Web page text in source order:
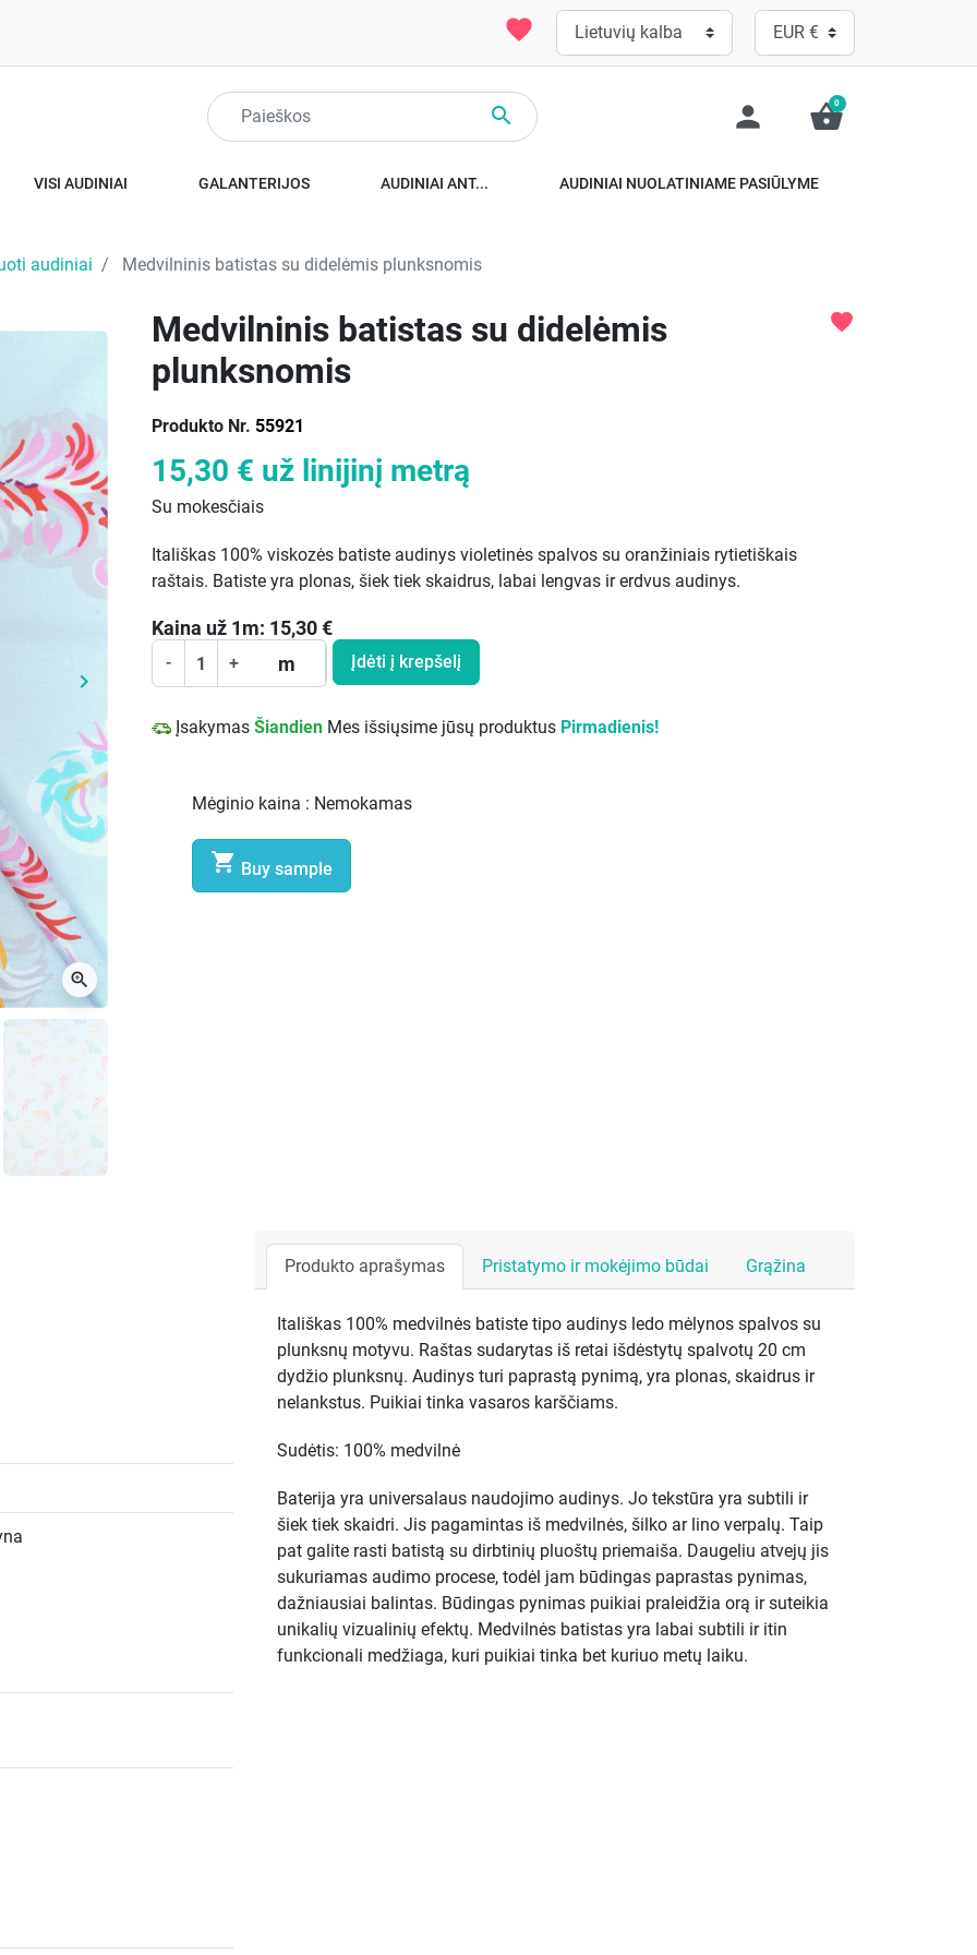
favorite
 person shopping_basket
0
VISI AUDINIAI GALANTERIJOS AUDINIAI ANT... AUDINIAI NUOLATINIAME PASIŪLYME
audiniai Medvilninis batistas su didelėmis plunksnomis
Kitą
keyboard_arrow_right
zoom_in
Medvilninis batistas su didelėmis
plunksnomis
Produkto Nr. 55921
favorite
15,30 € už linijinį metrą
Su mokesčiais
Itališkas 100% viskozės batiste audinys violetinės spalvos su oranžiniais rytietiškais
raštais. Batiste yra plonas, šiek tiek skaidrus, labai lengvas ir erdvus audinys.
Kaina už 1m: 15,30€
- + m Įdėti į krepšelį
Įsakymas Šiandien Mes išsiųsime jūsų produktus Pirmadienis!
Mėginio kaina : Nemokamas
 Buy sample
Produkto aprašymas Pristatymo ir mokėjimo būdai Grąžina
Itališkas 100% medvilnės batiste tipo audinys ledo mėlynos spalvos su
plunksnų motyvu. Raštas sudarytas iš retai išdėstytų spalvotų 20 cm
dydžio plunksnų. Audinys turi paprastą pynimą, yra plonas, skaidrus ir
nelankstus. Puikiai tinka vasaros karščiams.
Sudėtis: 100% medvilnė
Baterija yra universalaus naudojimo audinys. Jo tekstūra yra subtili ir
šiek tiek skaidri. Jis pagamintas iš medvilnės, šilko ar lino verpalų. Taip
pat galite rasti batistą su dirbtinių pluoštų priemaiša. Daugeliu atvejų jis
sukuriamas audimo procese, todėl jam būdingas paprastas pynimas,
dažniausiai balintas. Būdingas pynimas puikiai praleidžia orą ir suteikia
unikalių vizualinių efektų. Medvilnės batistas yra labai subtili ir itin
funkcionali medžiaga, kuri puikiai tinka bet kuriuo metų laiku.